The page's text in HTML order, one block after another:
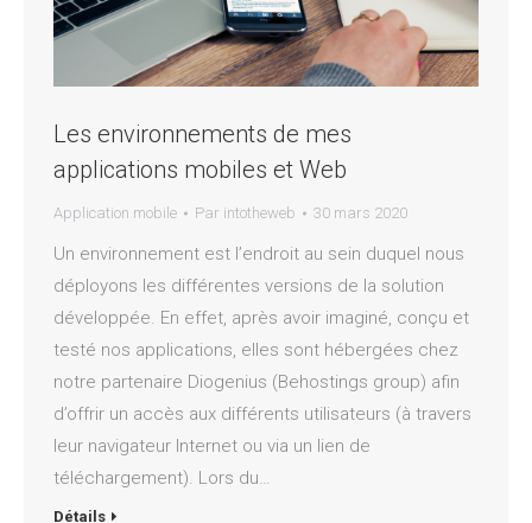
Les environnements de mes
applications mobiles et Web
Application mobile Par intotheweb 30 mars 2020
Un environnement est l’endroit au sein duquel nous
déployons les différentes versions de la solution
développée. En effet, après avoir imaginé, conçu et
testé nos applications, elles sont hébergées chez
notre partenaire Diogenius (Behostings group) afin
d’offrir un accès aux différents utilisateurs (à travers
leur navigateur Internet ou via un lien de
téléchargement). Lors du…
Détails